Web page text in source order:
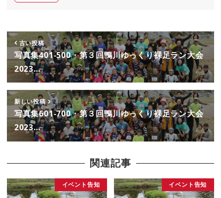
古い投稿
写真集401-500・第３回鴨川ゆっくり裸足ラン大会
2023…
新しい投稿
写真集601-700・第３回鴨川ゆっくり裸足ラン大会
2023…
関連記事
イベント告知 イベント告知